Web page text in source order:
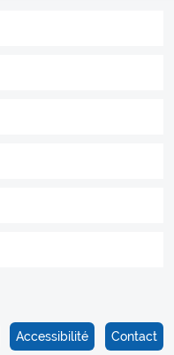
Contact
Accessibilité